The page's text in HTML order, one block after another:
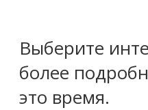
Выберите
более
это время.